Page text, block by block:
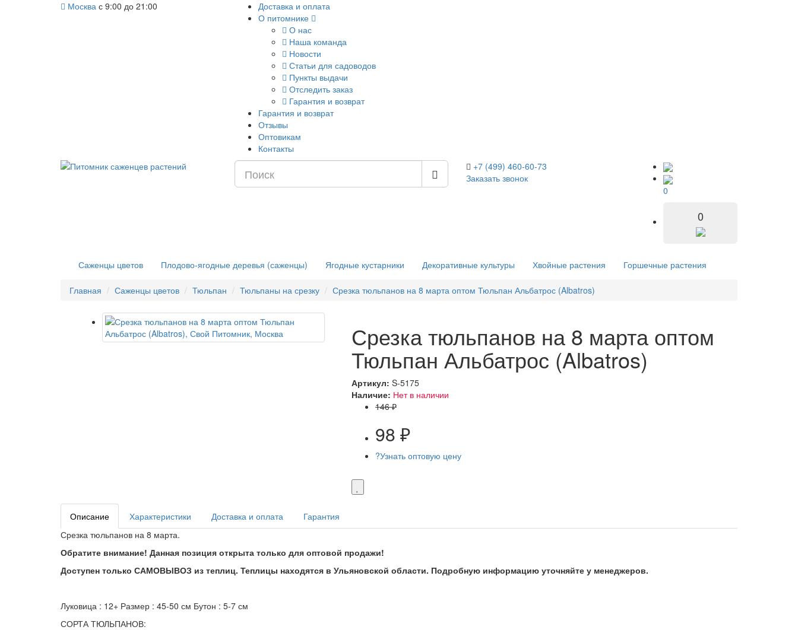
Москва с 9:00 до 21:00
Доставка и оплата
О питомнике
О нас
Наша команда
Новости
Статьи для садоводов
Пункты выдачи
Отследить заказ
Гарантия и возврат
Гарантия и возврат
Отзывы
Оптовикам
Контакты
+7 (499) 460-60-73
Заказать звонок
0
0
Саженцы цветов Плодово-ягодные деревья (саженцы) Ягодные кустарники Декоративные культуры Хвойные растения Горшечные растения
Главная Саженцы цветов Тюльпан Тюльпаны на срезку Срезка тюльпанов на 8 марта оптом Тюльпан Альбатрос (Albatros)
Срезка тюльпанов на 8 марта оптом
Тюльпан Альбатрос (Albatros)
Артикул: S-5175
Наличие: Нет в наличии
146 ₽
98 ₽
?Узнать оптовую цену
Описание Характеристики Доставка и оплата
Гарантия
Срезка тюльпанов на 8 марта.
Обратите внимание! Данная позиция открыта только для оптовой продажи!
Доступен только САМОВЫВОЗ из теплиц. Теплицы находятся в Ульяновской области. Подробную информацию уточняйте у менеджеров.
Луковица : 12+ Размер : 45-50 см Бутон : 5-7 см
СОРТА ТЮЛЬПАНОВ: